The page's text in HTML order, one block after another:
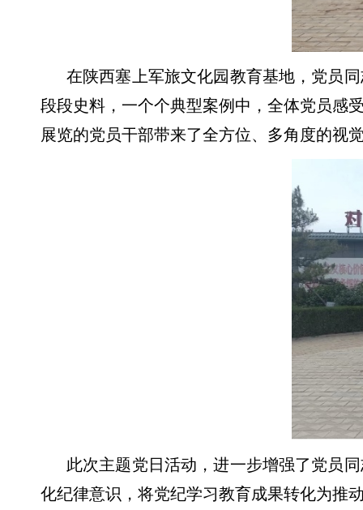
在陕西塞上军旅文化园教育基地，党员
段段史料，一个个典型案例中，全体党员感
展览的党员干部带来了全方位、多角度的视
此次主题党日活动，进一步增强了党员
化纪律意识，将党纪学习教育成果转化为推